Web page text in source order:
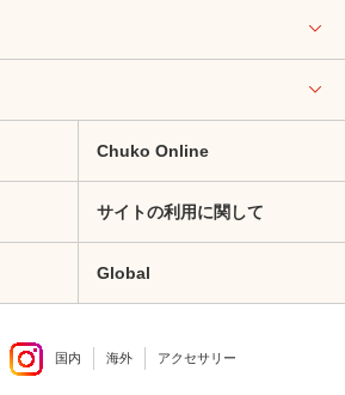
Chuko Online
サイトの利用に関して
Global
国内 海外 アクセサリー